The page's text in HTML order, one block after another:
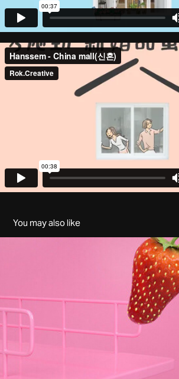
You may also like
KISSES Special Selection
2020